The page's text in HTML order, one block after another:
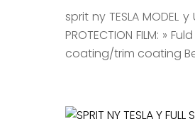
sprit ny TESLA MODEL
PROTECTION FILM: »
coating/trim coating